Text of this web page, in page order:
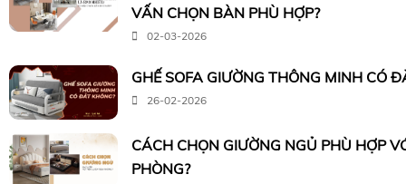
VẤN CHỌN BÀN PHÙ HỢP?
02-03-2026
GHẾ SOFA GIƯỜNG THÔNG MINH CÓ
26-02-2026
CÁCH CHỌN GIƯỜNG NGỦ PHÙ HỢP
PHÒNG?